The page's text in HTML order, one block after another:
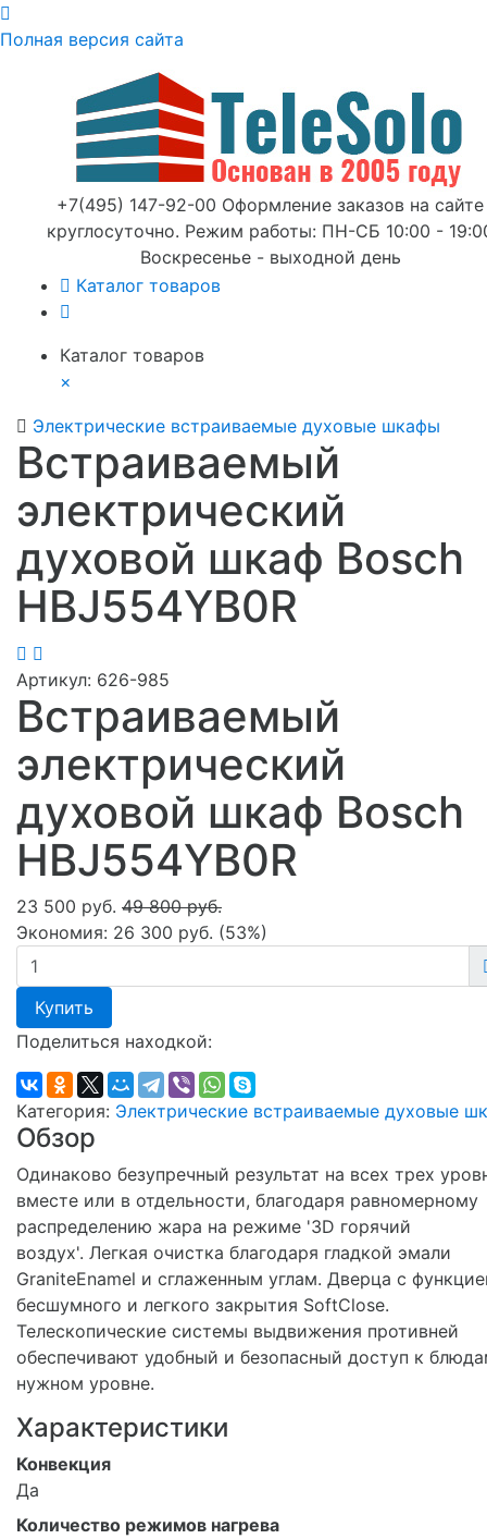
Полная версия сайта
+7(495) 147-92-00 Оформление заказов на сайте
круглосуточно. Режим работы: ПН-СБ 10:00 -
Воскресенье - выходной день
Каталог товаров
Каталог товаров
×
Электрические встраиваемые духовые шкафы
Встраиваемый
электрический
духовой шкаф Bosch
HBJ554YB0R
Артикул: 626-985
Встраиваемый
электрический
духовой шкаф Bosch
HBJ554YB0R
23 500 руб. 49 800 руб.
Экономия: 26 300 руб. (53%)
Купить
Поделиться находкой:
Категория: Электрические встраиваемые духовые
Обзор
Одинаково безупречный результат на всех трех
вместе или в отдельности, благодаря равномерному
распределению жара на режиме '3D горячий
воздух'. Легкая очистка благодаря гладкой эмали
GraniteEnamel и сглаженным углам. Дверца с
бесшумного и легкого закрытия SoftClose.
Телескопические системы выдвижения противней
обеспечивают удобный и безопасный доступ к
нужном уровне.
Характеристики
Конвекция
Да
Количество режимов нагрева